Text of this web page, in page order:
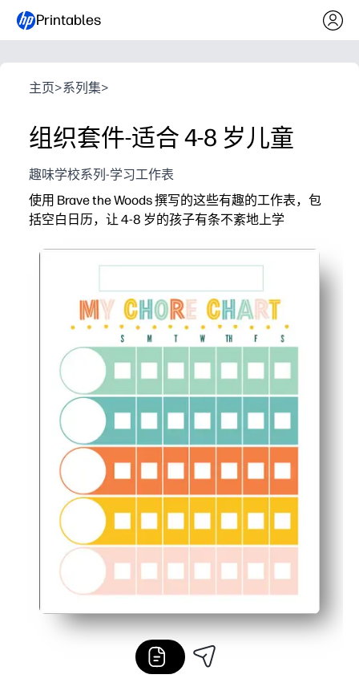
Printables
主页>系列集>
组织套件-适合 4-8 岁儿童
趣味学校系列-学习工作表
使用 Brave the Woods 撰写的这些有趣的工作表，包
括空白日历，让 4-8 岁的孩子有条不紊地上学